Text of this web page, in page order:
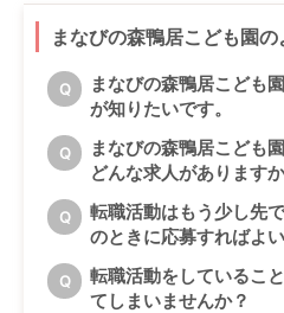
まなびの森鴨居こども園
Q
まなびの森鴨居こども
が知りたいです。
Q
まなびの森鴨居こども
どんな求人があります
Q
転職活動はもう少し先
のときに応募すればよ
Q
転職活動をしているこ
てしまいませんか？